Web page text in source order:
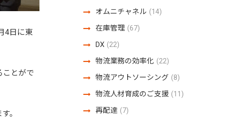
4日に東
ことがで
。
オムニチャネル (14)
在庫管理 (67)
DX (22)
物流業務の効率化 (22)
物流アウトソーシング (8)
物流人材育成のご支援 (11)
再配達 (7)